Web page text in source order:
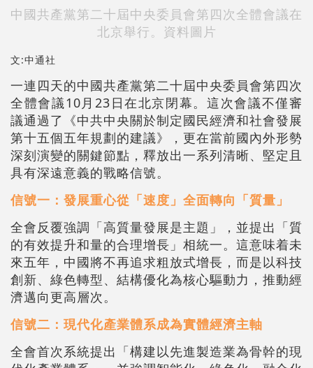
中國共產黨第二十屆中央委員會第四次全體會議在
北京舉行。資料圖片
文:中通社
一連四天的中國共產黨第二十屆中央委員會第四次
全體會議10月23日在北京閉幕。這次會議不僅審
議通過了《中共中央關於制定國民經濟和社會發展
第十五個五年規劃的建議》，更在當前國內外形勢
深刻演變的關鍵節點，釋放出一系列清晰、堅定且
具有深遠意義的戰略信號。
信號一：發展重心從「速度」全面轉向「質量」
全會反覆強調「高質量發展是主題」，並提出「質
的有效提升和量的合理增長」相統一。這意味着未
來五年，中國將不再追求粗放式增長，而是以科技
創新、綠色轉型、結構優化為核心驅動力，推動經
濟邁向更高層次。
信號二：現代化產業體系成為實體經濟主軸
全會首次系統提出「構建以先進製造業為骨幹的現